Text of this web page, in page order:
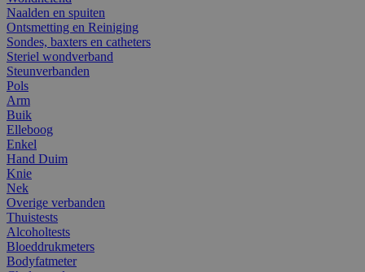
Naalden en spuiten
Ontsmetting en Reiniging
Sondes, baxters en catheters
Steriel wondverband
Steunverbanden
Pols
Arm
Buik
Elleboog
Enkel
Hand Duim
Knie
Nek
Overige verbanden
Thuistests
Alcoholtests
Bloeddrukmeters
Bodyfatmeter